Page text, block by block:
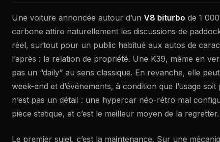
Une voiture annoncée autour d’un V8 biturbo de 1
carbone attire naturellement les discussions de
réel, surtout pour un public habitué aux autos de
l’après : la relation de propriété. Une K39, même en
pas un “daily” au sens classique. En revanche, elle
week-end et d’événements, à condition que l’usage
n’est pas un détail : une hypercar néo-rétro mal
pièce statique, et c’est le meilleur moyen de la regretter.
Le premier sujet, c’est la maintenance. Sur une